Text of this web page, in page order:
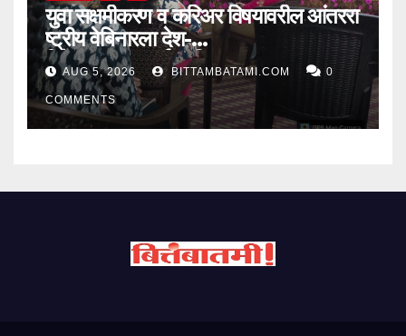
युवा सक्षमीकरण व करिअर विषयावरील आंतररा
ष्ट्रीय वेबिनारला देश-
विदेशातून उत्स्फूर्त प्रतिसाद
AUG 5, 2026 BITTAMBATAMI.COM 0
COMMENTS